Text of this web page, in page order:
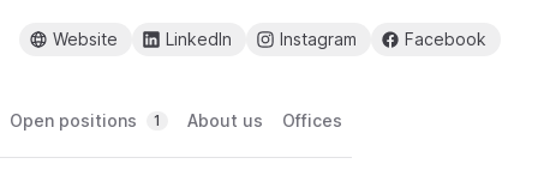
Website LinkedIn Instagram Facebook
Open positions 1 About us Offices